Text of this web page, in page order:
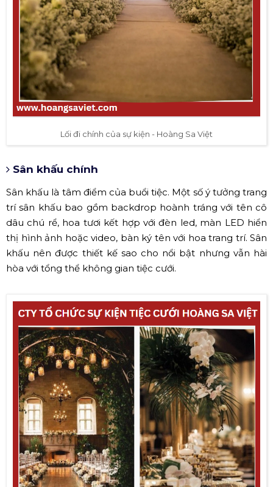
Lối đi chính của sự kiện - Hoàng Sa Việt
Sân khấu chính
Sân khấu là tâm điểm của buổi tiệc. Một số ý tưởng trang
trí sân khấu bao gồm backdrop hoành tráng với tên cô
dâu chú rể, hoa tươi kết hợp với đèn led, màn LED hiển
thị hình ảnh hoặc video, bàn ký tên với hoa trang trí. Sân
khấu nên được thiết kế sao cho nổi bật nhưng vẫn hài
hòa với tổng thể không gian tiệc cưới.